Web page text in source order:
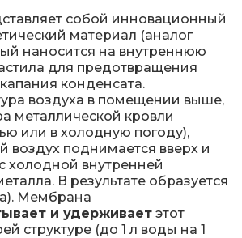
собой инновационный
материал (аналог
наносится на внутреннюю
для предотвращения
конденсата.
воздуха в помещении выше,
металлической кровли
или в холодную погоду),
воздух поднимается вверх и
холодной внутренней
В результате образуется
Мембрана
и удерживает этот
структуре (до 1 л воды на 1